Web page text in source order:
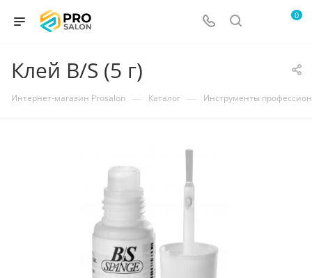
0
Клей B/S (5 г)
Интернет-магазин Prosalon — Каталог — Инструменты